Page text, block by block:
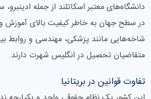
دانشگاه‌های معتبر اسکاتلند از جمله
در سطح جهان به خاطر کیفیت بالای
شاخه‌هایی مانند پزشکی، مهندسی و روابط
متقاضیان تحصیل در انگلیس شهرت دارند.
تفاوت قوانین در بریتانیا